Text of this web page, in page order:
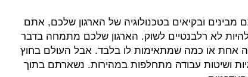
ובקיאים בטכנולוגיה של הארגון שלכם, אתם
להיות לא רלבנטיים לשוק. הארגון שלכם מתמחה בדבר
אחת או כמה שמתאימות לו בלבד. אבל העולם בחוץ
ושיטות עבודה מתחלפות במהירות. נשארתם בתוך